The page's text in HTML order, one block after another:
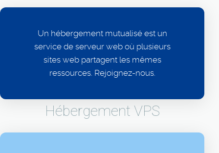
Un hébergement mutualisé est un
service de serveur web où plusieurs
sites web partagent les mêmes
ressources. Rejoignez-nous.
Hébergement VPS